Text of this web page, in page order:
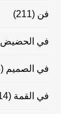
فن (211)
في الحضيض
في الصميم (24)
في القمة (14)